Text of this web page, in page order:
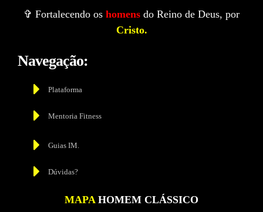
✞ Fortalecendo os homens do Reino de Deus, por
Cristo.
Navegação:
Plataforma
Mentoria Fitness
Guias IM.
Dúvidas?
MAPAHOMEM CLÁSSICO